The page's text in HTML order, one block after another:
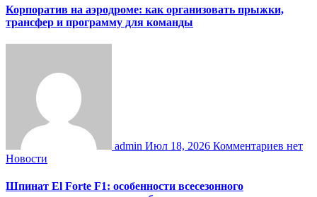
Корпоратив на аэродроме: как организовать прыжки,
трансфер и программу для команды
admin Июл 18, 2026 Комментариев нет
Новости
Шпинат El Forte F1: особенности всесезонного